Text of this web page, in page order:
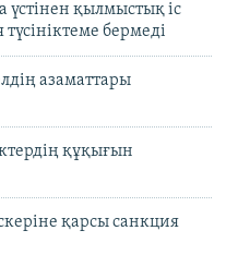
үстінен қылмыстық іс
бермеді
азаматтары
құқығын
қарсы санкция